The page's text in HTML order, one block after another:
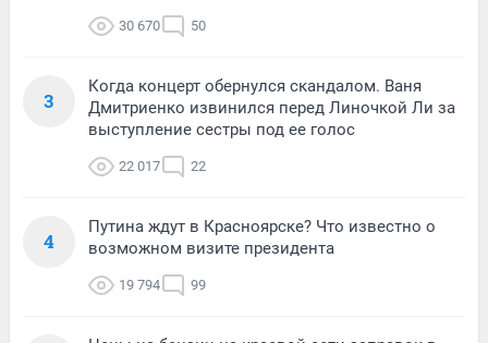
30 670 50
3
Когда концерт обернулся скандалом. Ваня
Дмитриенко извинился перед Линочкой Ли за
выступление сестры под ее голос
22 017 22
4
Путина ждут в Красноярске? Что известно о
возможном визите президента
19 794 99